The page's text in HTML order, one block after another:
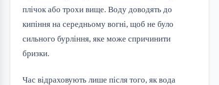
плічок або трохи вище. Воду доводять до
кипіння на середньому вогні, щоб не було
сильного бурління, яке може спричинити
бризки.
Час відраховують лише після того, як вода